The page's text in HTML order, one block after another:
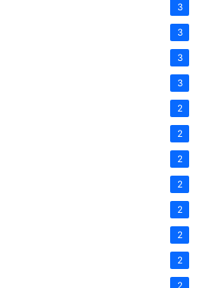
3
3
3
3
2
2
2
2
2
2
2
2